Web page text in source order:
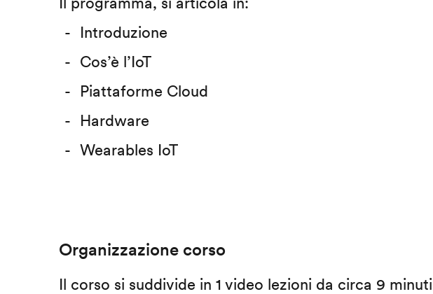
Introduzione
Cos’è l’IoT
Piattaforme Cloud
Hardware
Wearables IoT
Organizzazione corso
Il corso si suddivide in 1 video lezioni da circa 9 minuti